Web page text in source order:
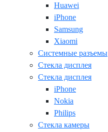
Huawei
iPhone
Samsung
Xiaomi
Системные разъемы
Стекла дисплея
Стекла дисплея
iPhone
Nokia
Philips
Стекла камеры